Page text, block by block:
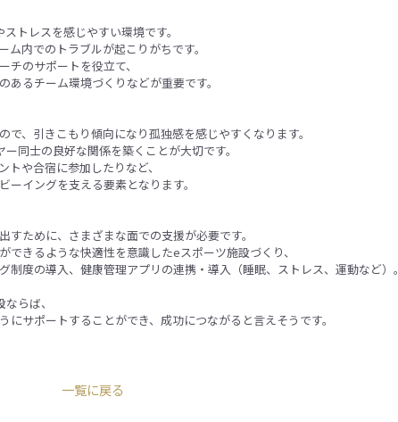
トレスを感じやすい環境です。
内でのトラブルが起こりがちです。
のサポートを役立て、
るチーム環境づくりなどが重要です。
、引きこもり傾向になり孤独感を感じやすくなります。
同士の良好な関係を築くことが大切です。
や合宿に参加したりなど、
イングを支える要素となります。
ために、さまざまな面での支援が必要です。
きるような快適性を意識したeスポーツ施設づくり、
制度の導入、健康管理アプリの連携・導入（睡眠、ストレス、運動など）。
らば、
サポートすることができ、成功につながると言えそうです。
一覧に戻る